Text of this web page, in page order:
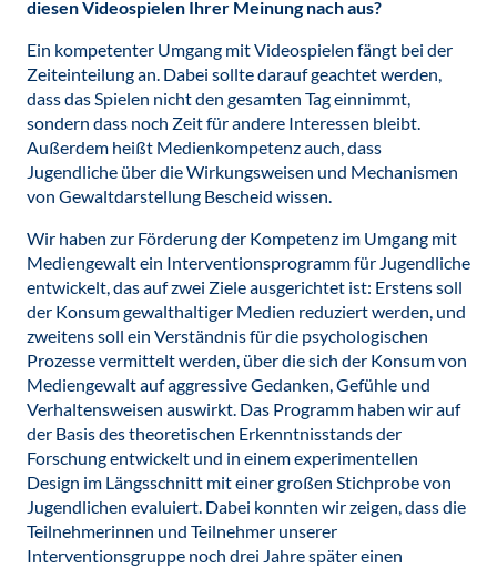
diesen Videospielen Ihrer Meinung nach aus?
Ein kompetenter Umgang mit Videospielen fängt bei der
Zeiteinteilung an. Dabei sollte darauf geachtet werden,
dass das Spielen nicht den gesamten Tag einnimmt,
sondern dass noch Zeit für andere Interessen bleibt.
Außerdem heißt Medienkompetenz auch, dass
Jugendliche über die Wirkungsweisen und Mechanismen
von Gewaltdarstellung Bescheid wissen.
Wir haben zur Förderung der Kompetenz im Umgang mit
Mediengewalt ein Interventionsprogramm für Jugendliche
entwickelt, das auf zwei Ziele ausgerichtet ist: Erstens soll
der Konsum gewalthaltiger Medien reduziert werden, und
zweitens soll ein Verständnis für die psychologischen
Prozesse vermittelt werden, über die sich der Konsum von
Mediengewalt auf aggressive Gedanken, Gefühle und
Verhaltensweisen auswirkt. Das Programm haben wir auf
der Basis des theoretischen Erkenntnisstands der
Forschung entwickelt und in einem experimentellen
Design im Längsschnitt mit einer großen Stichprobe von
Jugendlichen evaluiert. Dabei konnten wir zeigen, dass die
Teilnehmerinnen und Teilnehmer unserer
Interventionsgruppe noch drei Jahre später einen